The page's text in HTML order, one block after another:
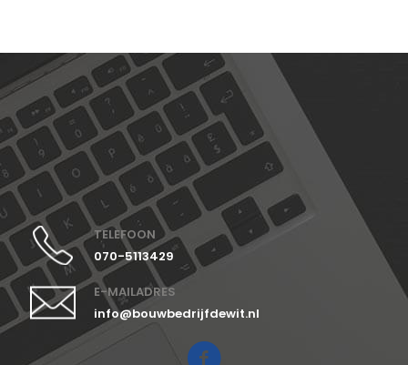
TELEFOON
070-5113429
E-MAILADRES
info@bouwbedrijfdewit.nl